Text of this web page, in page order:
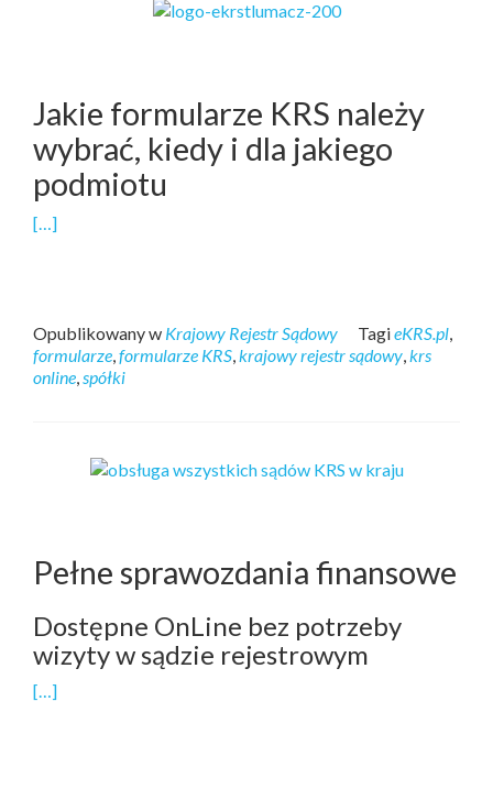
Jakie formularze KRS należy
wybrać, kiedy i dla jakiego
podmiotu
[…]
Opublikowany w Krajowy Rejestr Sądowy TagieKRS.pl,
formularze,formularze KRS,krajowy rejestr sądowy,krs
online,spółki
Pełne sprawozdania finansowe
Dostępne OnLine bez potrzeby
wizyty w sądzie rejestrowym
[…]